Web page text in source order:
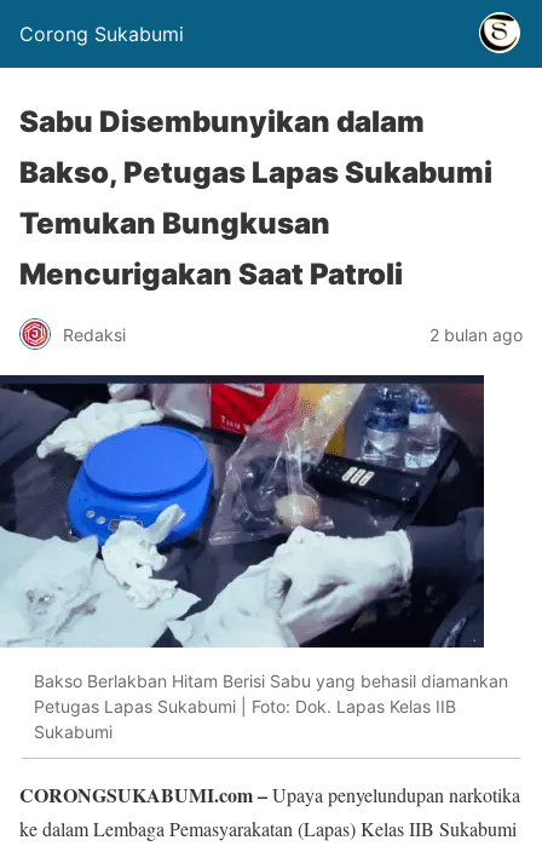
Corong Sukabumi
Sabu Disembunyikan dalam
Bakso, Petugas Lapas Sukabumi
Temukan Bungkusan
Mencurigakan Saat Patroli
Redaksi 2 bulan ago
Bakso Berlakban Hitam Berisi Sabu yang behasil diamankan
Petugas Lapas Sukabumi | Foto: Dok. Lapas Kelas IIB
Sukabumi
CORONGSUKABUMI.com –Upaya penyelundupan narkotika
ke dalam Lembaga Pemasyarakatan (Lapas) Kelas IIB Sukabumi